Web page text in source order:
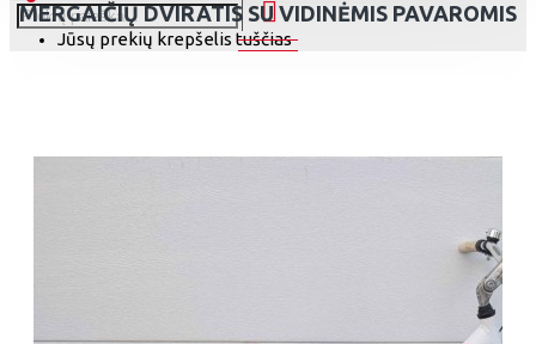
Jūsų prekių krepšelis tuščias
MERGAIČIŲ DVIRATIS SU VIDINĖMIS PAVAROMIS